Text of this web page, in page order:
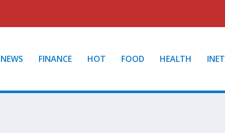
NEWS FINANCE HOT FOOD HEALTH INET